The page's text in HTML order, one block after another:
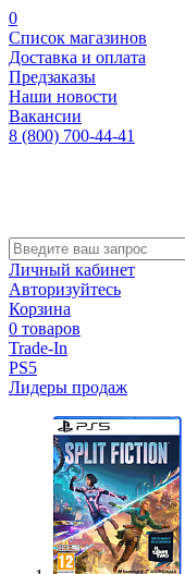
0
Список магазинов
Доставка и оплата
Предзаказы
Наши новости
Вакансии
8 (800) 700-44-41
Личный кабинет
Авторизуйтесь
Корзина
0 товаров
Trade-In
PS5
Лидеры продаж